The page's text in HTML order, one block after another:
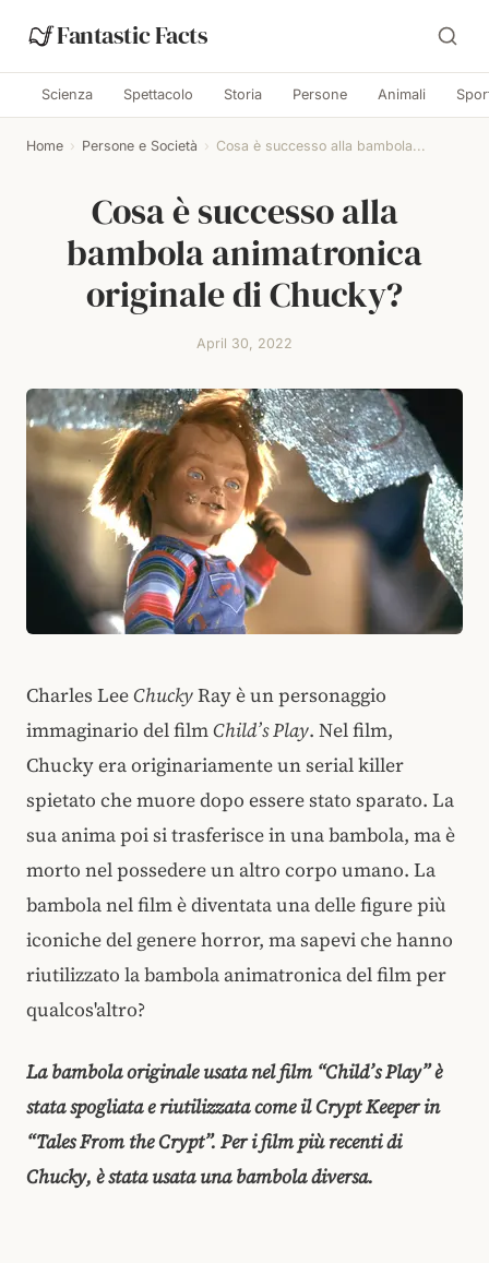
Fantastic Facts
Scienza Spettacolo Storia Persone Animali
Home › Persone e Società › Cosa è successo alla bambola...
Cosa è successo alla
bambola animatronica
originale di Chucky?
April 30, 2022
Charles LeeChuckyRay è un personaggio
immaginario del filmChild’s Play. Nel film,
Chucky era originariamente un serial killer
spietato che muore dopo essere stato sparato. La
sua anima poi si trasferisce in una bambola, ma è
morto nel possedere un altro corpo umano. La
bambola nel film è diventata una delle figure più
iconiche del genere horror, ma sapevi che hanno
riutilizzato la bambola animatronica del film per
qualcos'altro?
La bambola originale usata nel film “Child’s Play” è
stata spogliata e riutilizzata come il Crypt Keeper in
“Tales From the Crypt”. Per i film più recenti di
Chucky, è stata usata una bambola diversa.